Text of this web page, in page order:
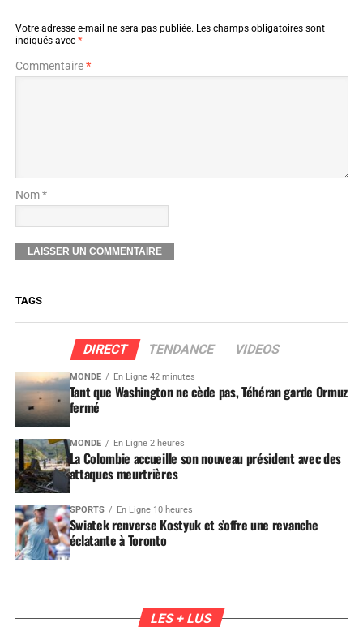
Votre adresse e-mail ne sera pas publiée. Les champs obligatoires sont
indiqués avec *
Commentaire*
Nom *
TAGS
DIRECT TENDANCE VIDEOS
MONDE En Ligne 42 minutes
Tant que Washington ne cède pas, Téhéran garde Ormuz
fermé
MONDE En Ligne 2 heures
La Colombie accueille son nouveau président avec des
attaques meurtrières
SPORTS En Ligne 10 heures
Swiatek renverse Kostyuk et s’offre une revanche
éclatante à Toronto
LES + LUS